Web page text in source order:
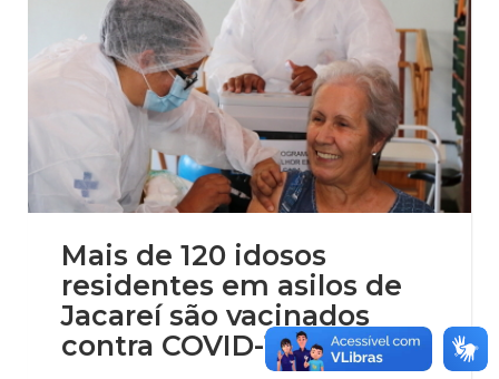
Mais de 120 idosos
residentes em asilos de
Jacareí são vacinados
contra COVID-19